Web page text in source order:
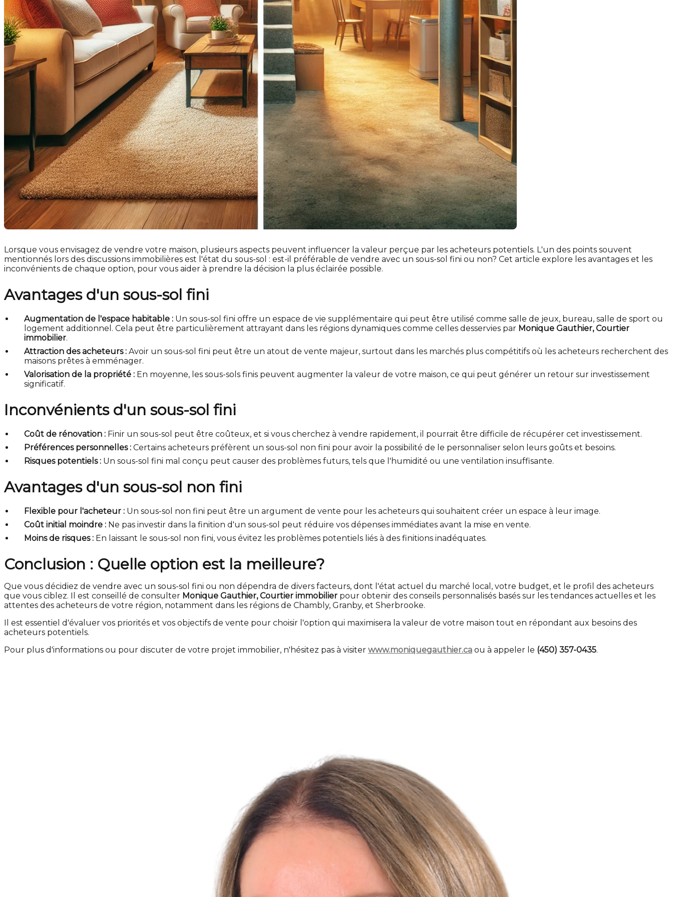
Lorsque vous envisagez de vendre votre maison, plusieurs aspects peuvent influencer la valeur perçue par les acheteurs potentiels. L'un des points souvent
mentionnés lors des discussions immobilières est l'état du sous-sol : est-il préférable de vendre avec un sous-sol fini ou non? Cet article explore les avantages et les
inconvénients de chaque option, pour vous aider à prendre la décision la plus éclairée possible.
Avantages d'un sous-sol fini
Augmentation de l'espace habitable : Un sous-sol fini offre un espace de vie supplémentaire qui peut être utilisé comme salle de jeux, bureau, salle de sport ou
logement additionnel. Cela peut être particulièrement attrayant dans les régions dynamiques comme celles desservies par Monique Gauthier, Courtier
immobilier.
Attraction des acheteurs : Avoir un sous-sol fini peut être un atout de vente majeur, surtout dans les marchés plus compétitifs où les acheteurs recherchent des
maisons prêtes à emménager.
Valorisation de la propriété : En moyenne, les sous-sols finis peuvent augmenter la valeur de votre maison, ce qui peut générer un retour sur investissement
significatif.
Inconvénients d'un sous-sol fini
Coût de rénovation : Finir un sous-sol peut être coûteux, et si vous cherchez à vendre rapidement, il pourrait être difficile de récupérer cet investissement.
Préférences personnelles : Certains acheteurs préfèrent un sous-sol non fini pour avoir la possibilité de le personnaliser selon leurs goûts et besoins.
Risques potentiels : Un sous-sol fini mal conçu peut causer des problèmes futurs, tels que l'humidité ou une ventilation insuffisante.
Avantages d'un sous-sol non fini
Flexible pour l'acheteur : Un sous-sol non fini peut être un argument de vente pour les acheteurs qui souhaitent créer un espace à leur image.
Coût initial moindre : Ne pas investir dans la finition d'un sous-sol peut réduire vos dépenses immédiates avant la mise en vente.
Moins de risques : En laissant le sous-sol non fini, vous évitez les problèmes potentiels liés à des finitions inadéquates.
Conclusion : Quelle option est la meilleure?
Que vous décidiez de vendre avec un sous-sol fini ou non dépendra de divers facteurs, dont l'état actuel du marché local, votre budget, et le profil des acheteurs
que vous ciblez. Il est conseillé de consulter Monique Gauthier, Courtier immobilier pour obtenir des conseils personnalisés basés sur les tendances actuelles et les
attentes des acheteurs de votre région, notamment dans les régions de Chambly, Granby, et Sherbrooke.
Il est essentiel d'évaluer vos priorités et vos objectifs de vente pour choisir l'option qui maximisera la valeur de votre maison tout en répondant aux besoins des
acheteurs potentiels.
Pour plus d'informations ou pour discuter de votre projet immobilier, n'hésitez pas à visiter www.moniquegauthier.ca ou à appeler le (450) 357-0435.